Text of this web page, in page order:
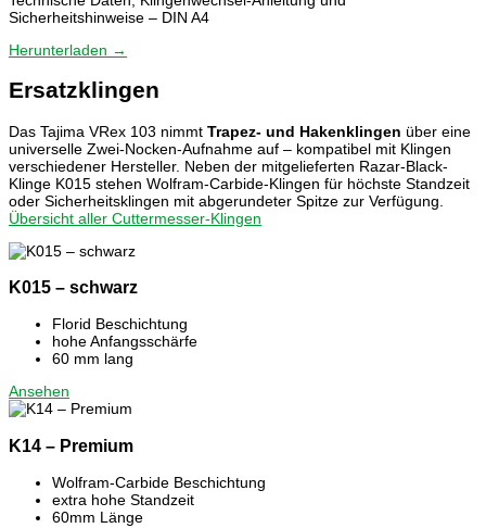
Sicherheitshinweise – DIN A4
Herunterladen →
Ersatzklingen
Das Tajima VRex 103 nimmt Trapez- und Hakenklingen über eine
universelle Zwei-Nocken-Aufnahme auf – kompatibel mit Klingen
verschiedener Hersteller. Neben der mitgelieferten Razar-Black-
Klinge K015 stehen Wolfram-Carbide-Klingen für höchste Standzeit
oder Sicherheitsklingen mit abgerundeter Spitze zur Verfügung.
Übersicht aller Cuttermesser-Klingen
K015 – schwarz
Florid Beschichtung
hohe Anfangsschärfe
60 mm lang
Ansehen
K14 – Premium
Wolfram-Carbide Beschichtung
extra hohe Standzeit
60mm Länge